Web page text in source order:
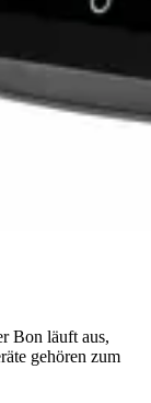
Bon läuft aus,
gehören zum